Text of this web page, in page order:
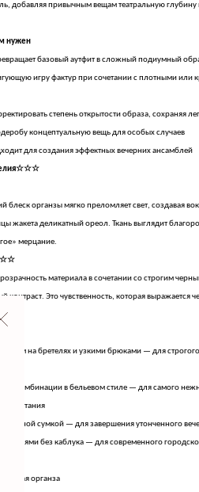
добавляя привычным вещам театральную
нужен
базовый аутфит в сложный подиумный
игру фактур при сочетании с плотными или
степень открытости образа, сохраняя
концептуальную вещь для особых случаев
для создания эффектных вечерних ансамблей
блеск органзы мягко преломляет свет, создавая
жакета деликатный ореол. Ткань выглядит
мерцание.
материала в сочетании со строгим
контраст. Это чувственность, которая выражается
топом на бретелях и узкими брюками — для
комбинации в бельевом стиле — для самого
сочетания
сумкой — для завершения утонченного
мюлями без каблука — для современного
органза